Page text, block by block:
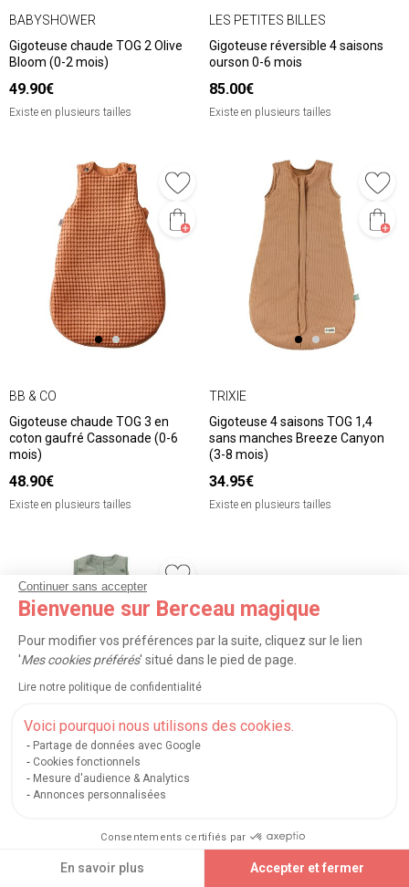
Continuer sans accepter
Bienvenue sur Berceau magique
Pour modifier vos préférences par la suite, cliquez sur le lien
'Mes cookies préférés' situé dans le pied de page.
Lire notre politique de confidentialité
Voici pourquoi nous utilisons des cookies.
Partage de données avec Google
Cookies fonctionnels
Mesure d'audience & Analytics
Annonces personnalisées
Consentements certifiés par
En savoir plus Accepter et fermer
BABYSHOWER
Gigoteuse chaude TOG 2 Olive
Bloom (0-2 mois)
49.90€
Existe en plusieurs tailles
LES PETITES BILLES
Gigoteuse réversible 4 saisons
ourson 0-6 mois
85.00€
Existe en plusieurs tailles
BB & CO
Gigoteuse chaude TOG 3 en
coton gaufré Cassonade (0-6
mois)
48.90€
Existe en plusieurs tailles
TRIXIE
Gigoteuse 4 saisons TOG 1,4
sans manches Breeze Canyon
(3-8 mois)
34.95€
Existe en plusieurs tailles
TROIS KILOS SEPT